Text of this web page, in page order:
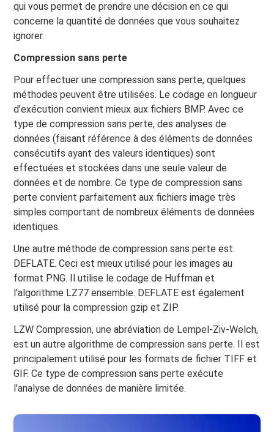
qui vous permet de prendre une décision en ce qui
concerne la quantité de données que vous souhaitez
ignorer.
Compression sans perte
Pour effectuer une compression sans perte, quelques
méthodes peuvent être utilisées. Le codage en longueur
d’exécution convient mieux aux fichiers BMP. Avec ce
type de compression sans perte, des analyses de
données (faisant référence à des éléments de données
consécutifs ayant des valeurs identiques) sont
effectuées et stockées dans une seule valeur de
données et de nombre. Ce type de compression sans
perte convient parfaitement aux fichiers image très
simples comportant de nombreux éléments de données
identiques.
Une autre méthode de compression sans perte est
DEFLATE. Ceci est mieux utilisé pour les images au
format PNG. Il utilise le codage de Huffman et
l'algorithme LZ77 ensemble. DEFLATE est également
utilisé pour la compression gzip et ZIP.
LZW Compression, une abréviation de Lempel-Ziv-Welch,
est un autre algorithme de compression sans perte. Il est
principalement utilisé pour les formats de fichier TIFF et
GIF. Ce type de compression sans perte exécute
l'analyse de données de manière limitée.